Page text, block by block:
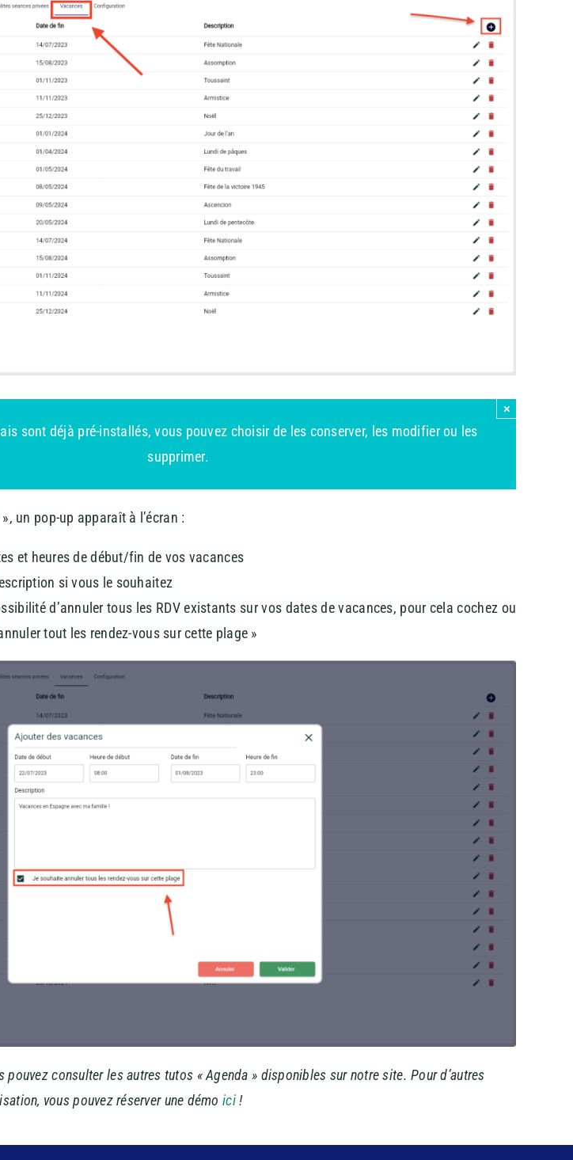
sont déjà pré-installés, vous pouvez choisir de les conserver, les modifier ou les
supprimer.
×
un pop-up apparaît à l’écran :
et heures de début/fin de vos vacances
si vous le souhaitez
d’annuler tous les RDV existants sur vos dates de vacances, pour cela cochez ou
tout les rendez-vous sur cette plage »
consulter les autres tutos « Agenda » disponibles sur notre site. Pour d’autres
vous pouvez réserver une démo ici!